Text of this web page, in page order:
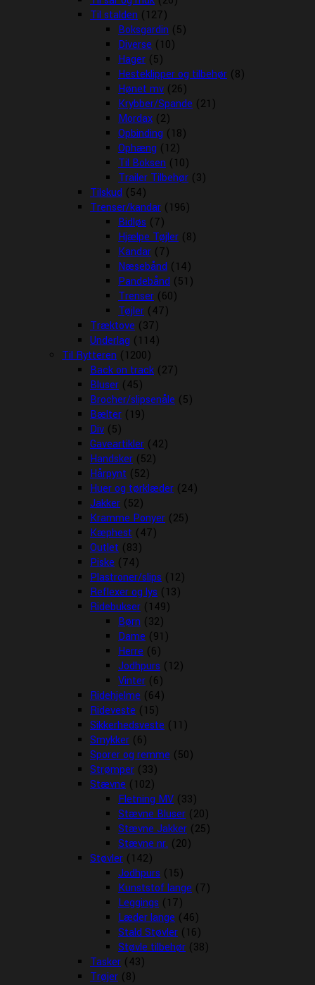
Til stalden (127)
Boksgardin (5)
Diverse (10)
Hager (5)
Hesteklipper og tilbehør (8)
Hønet mv (26)
Krybber/Spande (21)
Mordax (2)
Opbinding (18)
Ophæng (12)
Til Boksen (10)
Trailer Tilbehør (3)
Tilskud (54)
Trenser/kandar (196)
Bidløs (7)
Hjælpe Tøjler (8)
Kandar (7)
Næsebånd (14)
Pandebånd (51)
Trenser (60)
Tøjler (47)
Træktove (37)
Underlag (114)
Til Rytteren (1200)
Back on track (27)
Bluser (45)
Brocher/slipsenåle (5)
Bælter (19)
Div (5)
Gaveartikler (42)
Handsker (52)
Hårpynt (52)
Huer og tørklæder (24)
Jakker (52)
Kramme Ponyer (25)
Kæphest (47)
Outlet (83)
Piske (74)
Plastroner/slips (12)
Reflexer og lys (13)
Ridebukser (149)
Børn (32)
Dame (91)
Herre (6)
Jodhpurs (12)
Vinter (6)
Ridehjelme (64)
Rideveste (15)
Sikkerhedsveste (11)
Smykker (6)
Sporer og remme (50)
Strømper (33)
Stævne (102)
Fletning MV (33)
Stævne Bluser (20)
Stævne Jakker (25)
Stævne nr. (20)
Støvler (142)
Jodhpurs (15)
Kunststof lange (7)
Leggings (17)
Læder lange (46)
Stald Støvler (16)
Støvle tilbehør (38)
Tasker (43)
Trøjer (8)